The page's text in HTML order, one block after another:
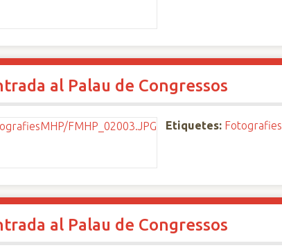
al Palau de Congressos
Etiquetes: Fotografies
al Palau de Congressos